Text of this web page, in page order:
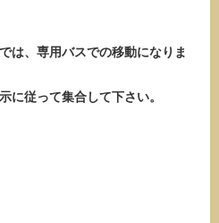
は、専用バスでの移動になりま
に従って集合して下さい。